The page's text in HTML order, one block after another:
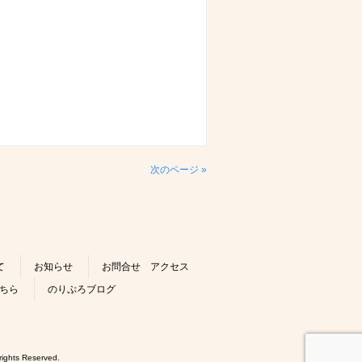
次のページ »
お知らせ
お問合せ アクセス
ら
のりぷろブログ
Reserved.